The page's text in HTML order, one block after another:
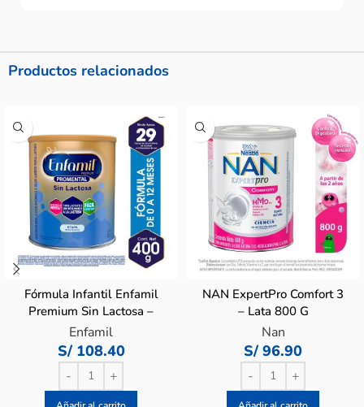
Productos relacionados
Fórmula Infantil Enfamil
Premium Sin Lactosa –
Lata 400 G
Enfamil
S/108.40
NAN ExpertPro Comfort 3
– Lata 800 G
Nan
S/ 96.90